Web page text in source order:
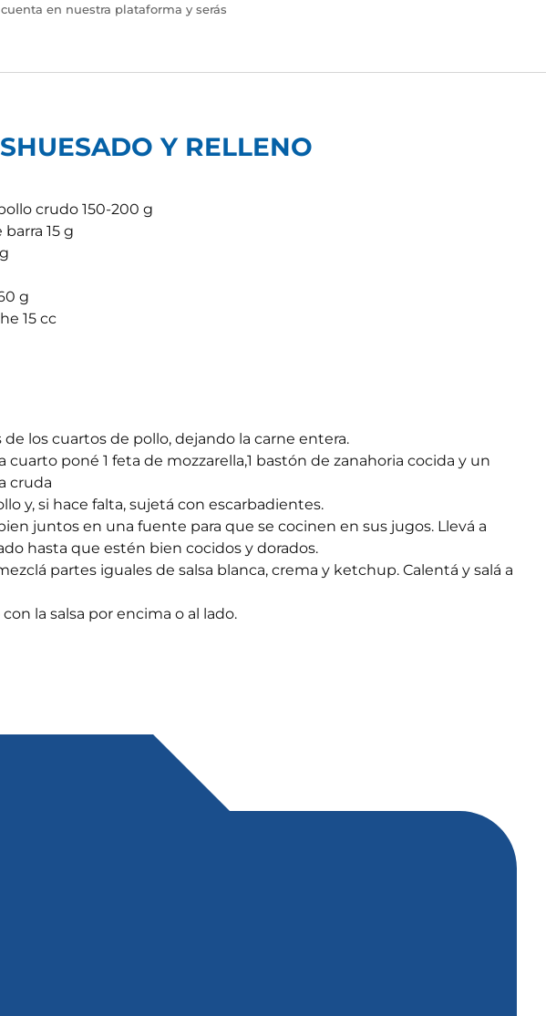
en nuestra plataforma y serás
Y RELLENO
crudo 150-200 g
15 g
g
15 cc
de los cuartos de pollo, dejando la carne entera.
cuarto poné 1 feta de mozzarella,1 bastón de zanahoria cocida y un
cruda
y, si hace falta, sujetá con escarbadientes.
juntos en una fuente para que se cocinen en sus jugos. Llevá a
hasta que estén bien cocidos y dorados.
partes iguales de salsa blanca, crema y ketchup. Calentá y salá a
la salsa por encima o al lado.